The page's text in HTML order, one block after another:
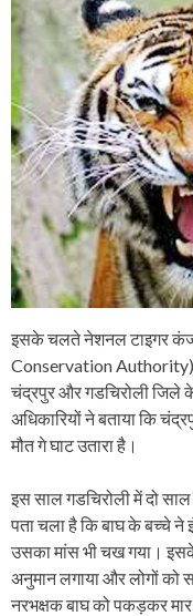
इसके चलते नेशनल टाइगर
Conservation Authority)
चंद्रपुर और गडचिरोली जिले
अधिकारियों ने बताया कि
मौत गे घाट उतारा है।
इस साल गडचिरोली में दो
पता चला है कि बाघ के बच्चे ने
उसका मांस भी चख गया।
अनुमान लगाया और लोगों को
नरभक्षक बाघ को पकड़कर